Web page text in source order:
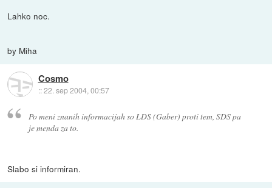
Lahko noc.
by Miha
Cosmo
::22. sep 2004, 00:57
Po meni znanih informacijah so LDS (Gaber) proti tem, SDS pa
je menda za to.
Slabo si informiran.